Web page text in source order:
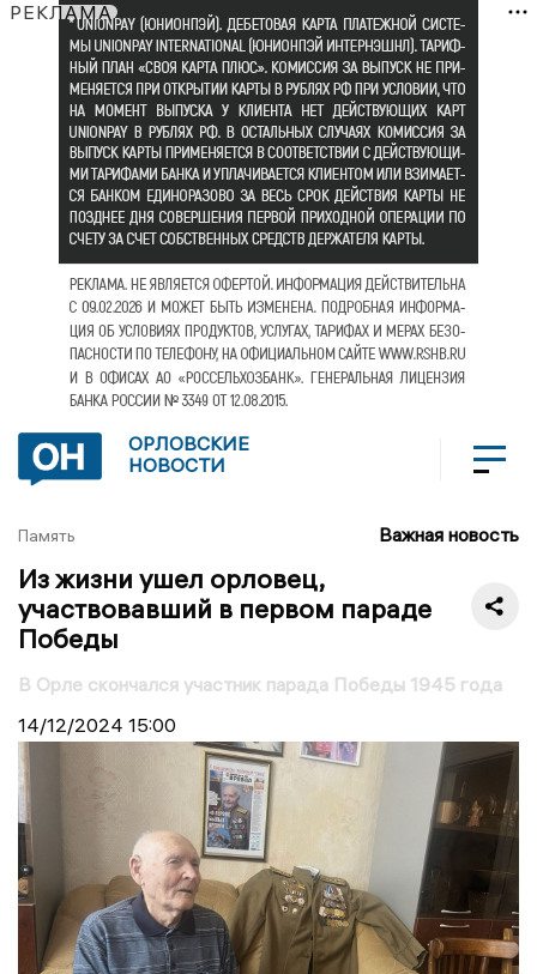
РЕКЛАМА
ОРЛОВСКИЕ
НОВОСТИ
Память Важная новость
Из жизни ушел орловец,
участвовавший в первом параде
Победы
В Орле скончался участник парада Победы 1945 года
14/12/2024 15:00